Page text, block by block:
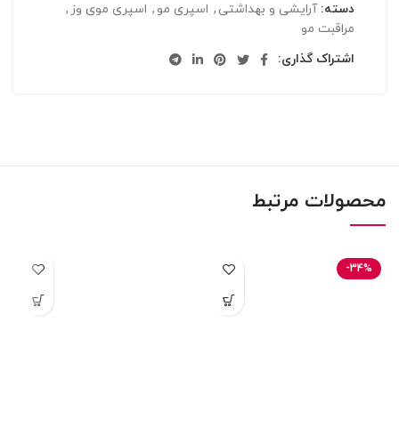
دسته: آرایشی و بهداشتی , اسپری مو , اسپری موی وز ,
مراقبت مو
اشتراک گذاری:
محصولات مرتبط
-34%